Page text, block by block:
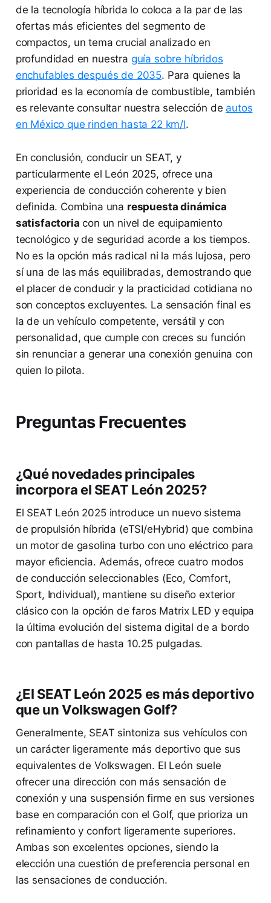
de la tecnología híbrida lo coloca a la par de las
ofertas más eficientes del segmento de
compactos, un tema crucial analizado en
profundidad en nuestra guía sobre híbridos
enchufables después de 2035. Para quienes la
prioridad es la economía de combustible, también
es relevante consultar nuestra selección de autos
en México que rinden hasta 22 km/l.
En conclusión, conducir un SEAT, y
particularmente el León 2025, ofrece una
experiencia de conducción coherente y bien
definida. Combina una respuesta dinámica
satisfactoria con un nivel de equipamiento
tecnológico y de seguridad acorde a los tiempos.
No es la opción más radical ni la más lujosa, pero
sí una de las más equilibradas, demostrando que
el placer de conducir y la practicidad cotidiana no
son conceptos excluyentes. La sensación final es
la de un vehículo competente, versátil y con
personalidad, que cumple con creces su función
sin renunciar a generar una conexión genuina con
quien lo pilota.
Preguntas Frecuentes
¿Qué novedades principales
incorpora el SEAT León 2025?
El SEAT León 2025 introduce un nuevo sistema
de propulsión híbrida (eTSI/eHybrid) que combina
un motor de gasolina turbo con uno eléctrico para
mayor eficiencia. Además, ofrece cuatro modos
de conducción seleccionables (Eco, Comfort,
Sport, Individual), mantiene su diseño exterior
clásico con la opción de faros Matrix LED y equipa
la última evolución del sistema digital de a bordo
con pantallas de hasta 10.25 pulgadas.
¿El SEAT León 2025 es más deportivo
que un Volkswagen Golf?
Generalmente, SEAT sintoniza sus vehículos con
un carácter ligeramente más deportivo que sus
equivalentes de Volkswagen. El León suele
ofrecer una dirección con más sensación de
conexión y una suspensión firme en sus versiones
base en comparación con el Golf, que prioriza un
refinamiento y confort ligeramente superiores.
Ambas son excelentes opciones, siendo la
elección una cuestión de preferencia personal en
las sensaciones de conducción.